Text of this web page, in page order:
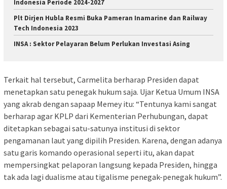
Indonesia Periode 2024-2027
Plt Dirjen Hubla Resmi Buka Pameran Inamarine dan Railway
Tech Indonesia 2023
INSA : Sektor Pelayaran Belum Perlukan Investasi Asing
Terkait hal tersebut, Carmelita berharap Presiden dapat
menetapkan satu penegak hukum saja. Ujar Ketua Umum INSA
yang akrab dengan sapaap Memey itu: “Tentunya kami sangat
berharap agar KPLP dari Kementerian Perhubungan, dapat
ditetapkan sebagai satu-satunya institusi di sektor
pengamanan laut yang dipilih Presiden. Karena, dengan adanya
satu garis komando operasional seperti itu, akan dapat
mempersingkat pelaporan langsung kepada Presiden, hingga
tak ada lagi dualisme atau tigalisme penegak-penegak hukum”.